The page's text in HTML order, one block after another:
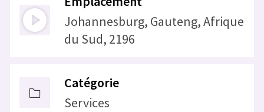
Johannesburg, Gauteng, Afrique
du Sud, 2196
Catégorie
Services